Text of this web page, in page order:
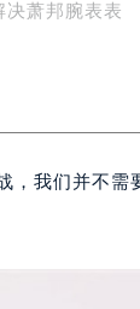
萧邦腕表表
，我们并不需